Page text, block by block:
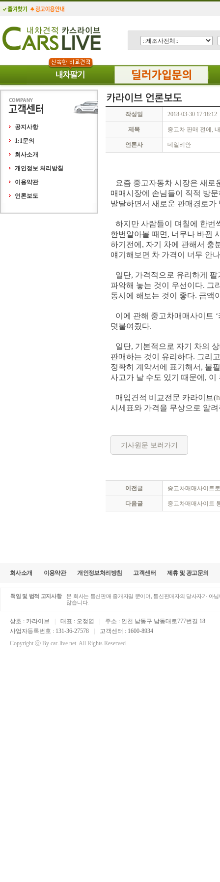
공지사항
1:1문의
회사소개
개인정보 처리방침
이용약관
언론보도
작성일 2018-03-30 17:18:12
제목 중고차 판매 전에,
언론사 데일리안
요즘 중고자동차 시장은 새로
매매시장에 손님들이 직적 방
발달하면서 새로운 판매경로가
하지만 사람들이 며칠에 한번
한번알아볼 때면, 너무나 바뀐
하기전에, 자기 차에 관해서 충
얘기해보면 차 가격이 너무 안
일단, 가격적으로 유리하게
파악해 놓는 것이 우선이다. 그
동시에 해보는 것이 좋다. 금액
이에 관해 중고차매매사이트
덧붙여줬다.
일단, 기본적으로 자기 차의
판매하는 것이 유리하다. 그리
정확히 계약서에 표기해서, 불
사고가 날 수도 있기 때문에,
매입견적 비교전문 카라이브(
시세표와 가격을 무상으로 알
기사원문 보러가기
이전글 중고차매매사이트
다음글 중고차매매사이트
회사소개 이용약관 개인정보처리방침 고객센터 제휴 및 광고문의
책임 및 법적 고지사항
본 회사는 통신판매 중개자일 뿐이며, 통신판매자의 당사자가 아
않습니다.
상호 : 카라이브 대표 : 오정엽
주소 : 인천 남동구 남동대로777번길 18
사업자등록번호 : 131-36-27578
고객센터 : 1600-8934
Copyright ⓒ By car-live.net. All Rights Reserved.